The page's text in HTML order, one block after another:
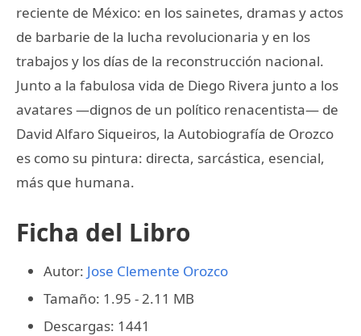
reciente de México: en los sainetes, dramas y actos
de barbarie de la lucha revolucionaria y en los
trabajos y los días de la reconstrucción nacional.
Junto a la fabulosa vida de Diego Rivera junto a los
avatares —dignos de un político renacentista— de
David Alfaro Siqueiros, la Autobiografía de Orozco
es como su pintura: directa, sarcástica, esencial,
más que humana.
Ficha del Libro
Autor: Jose Clemente Orozco
Tamaño: 1.95 - 2.11 MB
Descargas: 1441